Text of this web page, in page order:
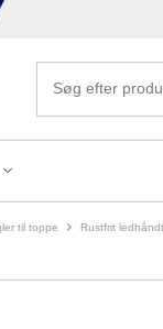
til toppe rustfrit